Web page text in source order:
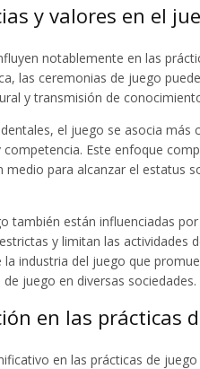
y valores en el
notablemente en las
las ceremonias de juego
y transmisión de
el juego se asocia
Este enfoque
para alcanzar el estatus
también están influenciadas
y limitan las
industria del juego que
juego en diversas sociedades.
en las prácticas
en las prácticas de